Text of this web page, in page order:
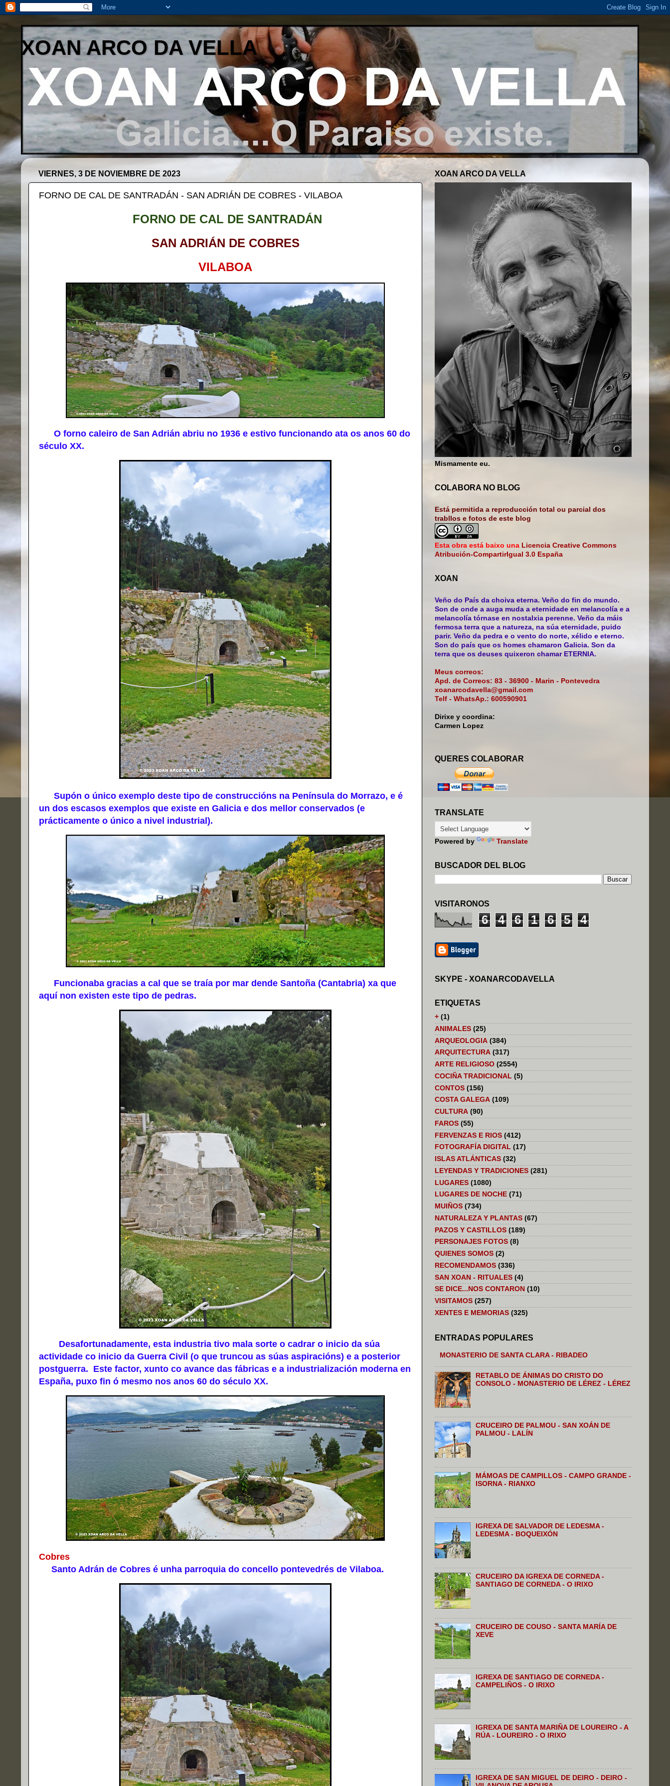
XOAN ARCO DA VELLA
VIERNES, 3 DE NOVIEMBRE DE 2023
FORNO DE CAL DE SANTRADÁN - SAN ADRIÁN DE COBRES - VILABOA
FORNO DE CAL DE SANTRADÁN
SAN ADRIÁN DE COBRES
VILABOA
O forno caleiro de San Adrián abriu no 1936 e estivo funcionando ata os anos 60 do
século XX.
Supón o único exemplo deste tipo de construccións na Península do Morrazo, e é
un dos escasos exemplos que existe en Galicia e dos mellor conservados (e
prácticamente o único a nivel industrial).
Funcionaba gracias a cal que se traía por mar dende Santoña (Cantabria) xa que
aquí non existen este tipo de pedras.
Desafortunadamente, esta industria tivo mala sorte o cadrar o inicio da súa
actividade co inicio da Guerra Civil (o que truncou as súas aspiracións) e a posterior
postguerra. Este factor, xunto co avance das fábricas e a industrialización moderna en
España, puxo fin ó mesmo nos anos 60 do século XX.
Cobres
Santo Adrán de Cobres é unha parroquia do concello pontevedrés de Vilaboa.
XOAN ARCO DA VELLA
Mismamente eu.
COLABORA NO BLOG
Está permitida a reproducción total ou parcial dos
trabllos e fotos de este blog
Esta obra está baixo una Licencia Creative Commons
Atribución-CompartirIgual 3.0 España
XOAN
Veño do País da choiva eterna. Veño do fin do mundo.
Son de onde a auga muda a eternidade en melancolía e a
melancolía tórnase en nostalxia perenne. Veño da máis
fermosa terra que a natureza, na súa eternidade, puido
parir. Veño da pedra e o vento do norte, xélido e eterno.
Son do país que os homes chamaron Galicia. Son da
terra que os deuses quixeron chamar ETERNIA.
Meus correos:
Apd. de Correos: 83 - 36900 - Marin - Pontevedra
xoanarcodavella@gmail.com
Telf - WhatsAp.: 600590901
Dirixe y coordina:
Carmen Lopez
QUERES COLABORAR
TRANSLATE
Powered by Translate
BUSCADOR DEL BLOG
VISITARONOS
6 4 6 1 6 5 4
SKYPE - XOANARCODAVELLA
ETIQUETAS
+ (1)
ANIMALES (25)
ARQUEOLOGIA (384)
ARQUITECTURA (317)
ARTE RELIGIOSO (2554)
COCIÑA TRADICIONAL (5)
CONTOS (156)
COSTA GALEGA (109)
CULTURA (90)
FAROS (55)
FERVENZAS E RIOS (412)
FOTOGRAFÍA DIGITAL (17)
ISLAS ATLÁNTICAS (32)
LEYENDAS Y TRADICIONES (281)
LUGARES (1080)
LUGARES DE NOCHE (71)
MUIÑOS (734)
NATURALEZA Y PLANTAS (67)
PAZOS Y CASTILLOS (189)
PERSONAJES FOTOS (8)
QUIENES SOMOS (2)
RECOMENDAMOS (336)
SAN XOAN - RITUALES (4)
SE DICE...NOS CONTARON (10)
VISITAMOS (257)
XENTES E MEMORIAS (325)
ENTRADAS POPULARES
MONASTERIO DE SANTA CLARA - RIBADEO
RETABLO DE ÁNIMAS DO CRISTO DO
CONSOLO - MONASTERIO DE LÉREZ - LÉREZ
CRUCEIRO DE PALMOU - SAN XOÁN DE
PALMOU - LALÍN
MÁMOAS DE CAMPILLOS - CAMPO GRANDE -
ISORNA - RIANXO
IGREXA DE SALVADOR DE LEDESMA -
LEDESMA - BOQUEIXÓN
CRUCEIRO DA IGREXA DE CORNEDA -
SANTIAGO DE CORNEDA - O IRIXO
CRUCEIRO DE COUSO - SANTA MARÍA DE
XEVE
IGREXA DE SANTIAGO DE CORNEDA -
CAMPELIÑOS - O IRIXO
IGREXA DE SANTA MARIÑA DE LOUREIRO - A
RÚA - LOUREIRO - O IRIXO
IGREXA DE SAN MIGUEL DE DEIRO - DEIRO -